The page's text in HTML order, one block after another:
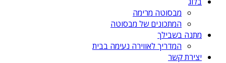
מבסוטה מרימה
המתכונים של מבסוטה
מתנה בשבילך
המדריך לאווירה נעימה בבית
יצירת קשר